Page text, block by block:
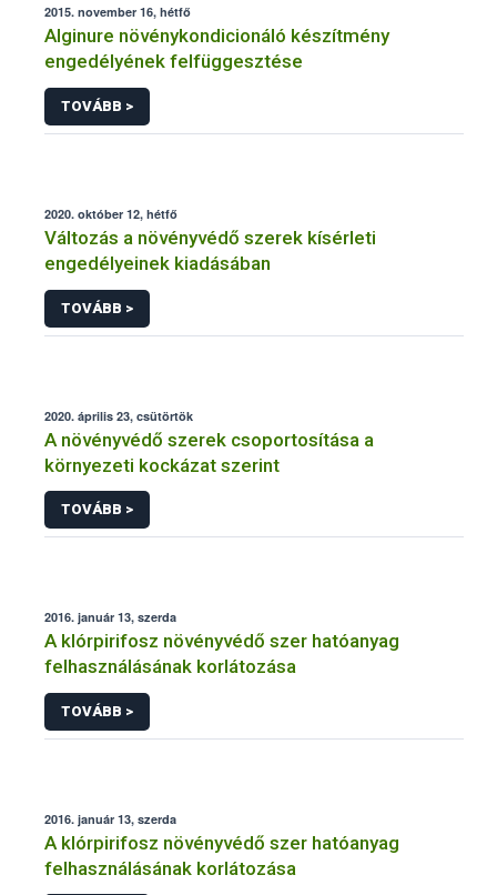
2015. november 16, hétfő
Alginure növénykondicionáló készítmény
engedélyének felfüggesztése
TOVÁBB >
2020. október 12, hétfő
Változás a növényvédő szerek kísérleti
engedélyeinek kiadásában
TOVÁBB >
2020. április 23, csütörtök
A növényvédő szerek csoportosítása a
környezeti kockázat szerint
TOVÁBB >
2016. január 13, szerda
A klórpirifosz növényvédő szer hatóanyag
felhasználásának korlátozása
TOVÁBB >
2016. január 13, szerda
A klórpirifosz növényvédő szer hatóanyag
felhasználásának korlátozása